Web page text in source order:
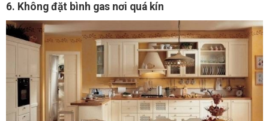
6. Không đặt bình gas nơi quá kín